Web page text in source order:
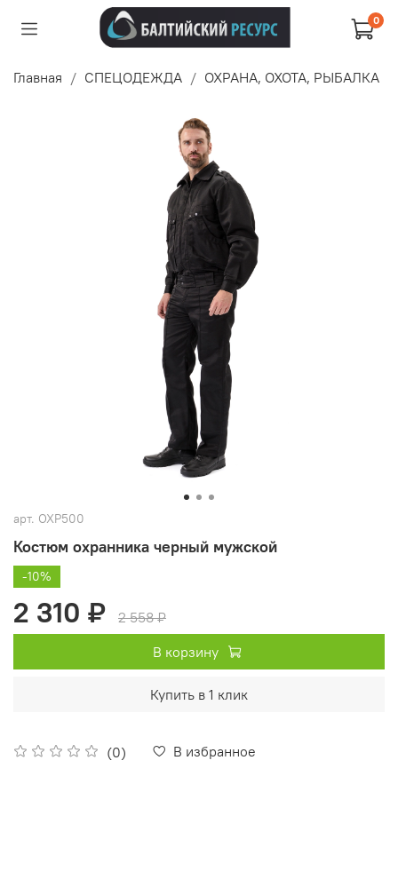
0
Главная СПЕЦОДЕЖДА ОХРАНА, ОХОТА, РЫБАЛКА
арт. ОХР500
Костюм охранника черный мужской
(0) В избранное
-10%
2 310 ₽
2 558 ₽
В корзину
Купить в 1 клик